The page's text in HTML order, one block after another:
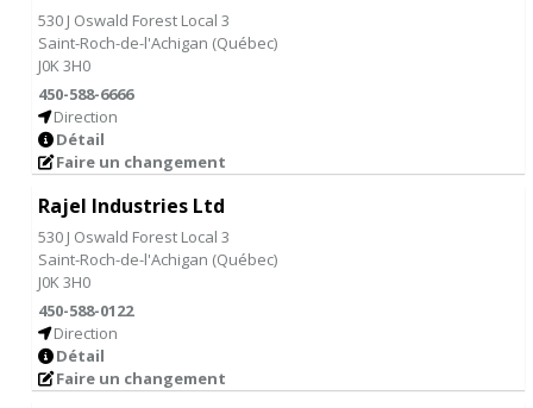
530 J Oswald Forest Local 3
Saint-Roch-de-l'Achigan (Québec)
J0K 3H0
450-588-6666
Direction
Détail
Faire un changement
Rajel Industries Ltd
530 J Oswald Forest Local 3
Saint-Roch-de-l'Achigan (Québec)
J0K 3H0
450-588-0122
Direction
Détail
Faire un changement